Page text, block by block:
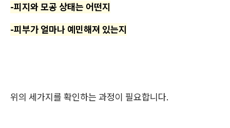
-피지와 모공 상태는 어떤지
-피부가 얼마나 예민해져 있는지
위의 세가지를 확인하는 과정이 필요합니다.